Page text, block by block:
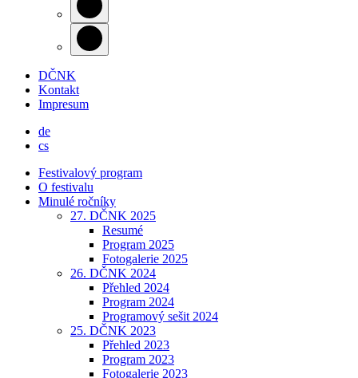
DČNK
Kontakt
Impresum
de
cs
Festivalový program
O festivalu
Minulé ročníky
27. DČNK 2025
Resumé
Program 2025
Fotogalerie 2025
26. DČNK 2024
Přehled 2024
Program 2024
Programový sešit 2024
25. DČNK 2023
Přehled 2023
Program 2023
Fotogalerie 2023